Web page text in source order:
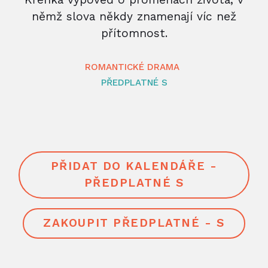
němž slova někdy znamenají víc než
přítomnost.
ROMANTICKÉ DRAMA
PŘEDPLATNÉ S
PŘIDAT DO KALENDÁŘE -
PŘEDPLATNÉ S
ZAKOUPIT PŘEDPLATNÉ - S